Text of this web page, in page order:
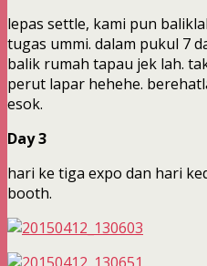
lepas settle, kami pun
tugas ummi. dalam pukul 7
balik rumah tapau jek lah.
perut lapar hehehe.
esok.
Day 3
hari ke tiga expo dan hari
booth.